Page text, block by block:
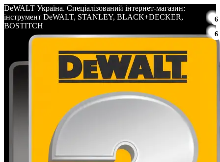
DeWALT Україна. Спеціалізований інтернет-магазин:
інструмент DeWALT, STANLEY, BLACK+DECKER,
BOSTITCH
6
6